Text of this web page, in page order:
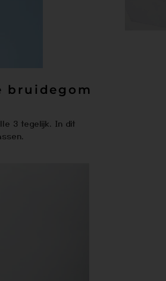
bruidegom
3 tegelijk. In dit